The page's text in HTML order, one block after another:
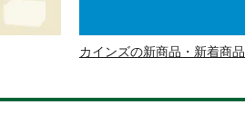
カインズの新商品・新着商品